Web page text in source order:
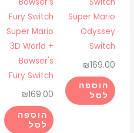
Super Mario
Odyssey
Switch
₪169.00
הוספה
לסל
Super Mario
3D World +
Bowser's
Fury Switch
₪169.00
הוספה
לסל